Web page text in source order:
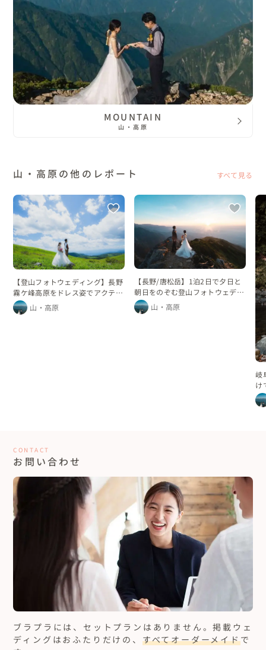
MOUNTAIN
山・高原
山・高原の他のレポート すべて見る
【登山フォトウェディング】長野
霧ケ峰高原をドレス姿でアクティ
ブに 山・高原
【長野/唐松岳】1泊2日で夕日と
朝日をのぞむ登山フォトウェディ
ング 山・高原
岐
け
グ
CONTACT
お問い合わせ
ブラプラには、セットプランはありません。掲載ウェ
ディングはおふたりだけの、 すべてオーダーメイドで